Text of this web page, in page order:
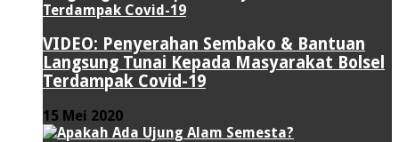
VIDEO: Penyerahan Sembako & Bantuan
Langsung Tunai Kepada Masyarakat Bolsel
Terdampak Covid-19
15 Mei 2020